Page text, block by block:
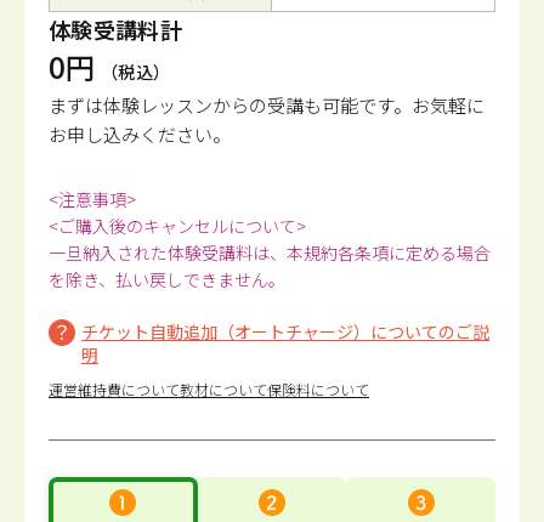
体験受講料計
0円 （税込）
まずは体験レッスンからの受講も可能です。 お気軽に
お申し込みください。
<注意事項>
<ご購入後のキャンセルについて>
一旦納入された体験受講料は、本規約各条項に定める場合
を除き、払い戻しできません。
チケット自動追加（オートチャージ）についてのご説
明
運営維持費について教材について保険料について